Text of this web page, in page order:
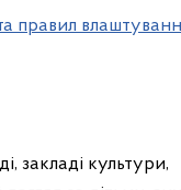
правил
закладі культури,